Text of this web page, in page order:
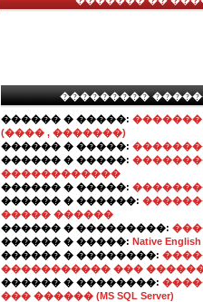
���������
������ � �����:
(���� , �������)
������ � �����:
������ � �����:
������������
������ � �����:
������ � ������:
����� ������
������ � ���������:
������ � �����: Native English
������ � ��������:
����������� ���
������ � ��������:
��� ������ (MS SQL Server)